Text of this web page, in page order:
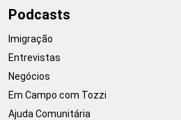
Podcasts
Imigração
Entrevistas
Negócios
Em Campo com Tozzi
Ajuda Comunitária